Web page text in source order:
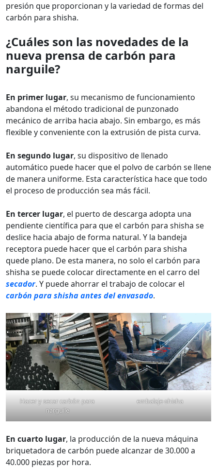
presión que proporcionan y la variedad de formas del
carbón para shisha.
¿Cuáles son las novedades de la
nueva prensa de carbón para
narguile?
En primer lugar, su mecanismo de funcionamiento
abandona el método tradicional de punzonado
mecánico de arriba hacia abajo. Sin embargo, es más
flexible y conveniente con la extrusión de pista curva.
En segundo lugar, su dispositivo de llenado
automático puede hacer que el polvo de carbón se llene
de manera uniforme. Esta característica hace que todo
el proceso de producción sea más fácil.
En tercer lugar, el puerto de descarga adopta una
pendiente científica para que el carbón para shisha se
deslice hacia abajo de forma natural. Y la bandeja
receptora puede hacer que el carbón para shisha
quede plano. De esta manera, no solo el carbón para
shisha se puede colocar directamente en el carro del
secador. Y puede ahorrar el trabajo de colocar el
carbón para shisha antes del envasado.
Hacer y secar carbón para
narguile
embalaje-shisha
En cuarto lugar, la producción de la nueva máquina
briquetadora de carbón puede alcanzar de 30.000 a
40.000 piezas por hora.